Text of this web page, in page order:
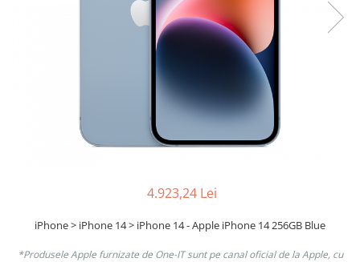
4.923,24 Lei
iPhone > iPhone 14 > iPhone 14 - Apple iPhone 14 256GB Blue
*Produsele Apple furnizate de One-IT sunt pe canal oficial de la Apple, cu